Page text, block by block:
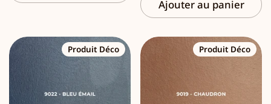
Ajouter au panier
Produit Déco Produit Déco